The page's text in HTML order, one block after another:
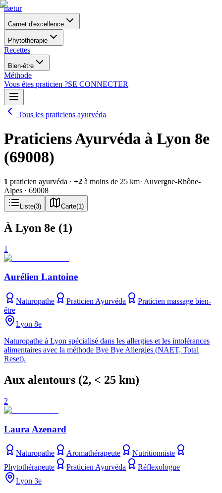
nætur
Carnet d'excellence
Phytothérapie
Recettes
Bien-être
Méthode
Vous êtes praticien ?SE CONNECTER
Tous les praticiens ayurvéda
Praticiens Ayurvéda à Lyon 8e
(69008)
1 praticien ayurvéda · +2 à moins de 25 km· Auvergne-Rhône-
Alpes · 69008
Liste(3) Carte(1 )
À Lyon 8e (1)
1
Aurélien Lantoine
Naturopathe Praticien Ayurvéda
Praticien massage bien-
être
Lyon 8e
Naturopathe à Lyon spécialisé dans les allergies et les intolérances
alimentaires avec la méthode Bye Bye Allergies (NAET, Total
Reset).
Aux alentours (2, < 25 km)
2
Laura Azenard
Naturopathe Aromathérapeute
Nutritionniste
Phytothérapeute
Praticien Ayurvéda
Réflexologue
Lyon 3e